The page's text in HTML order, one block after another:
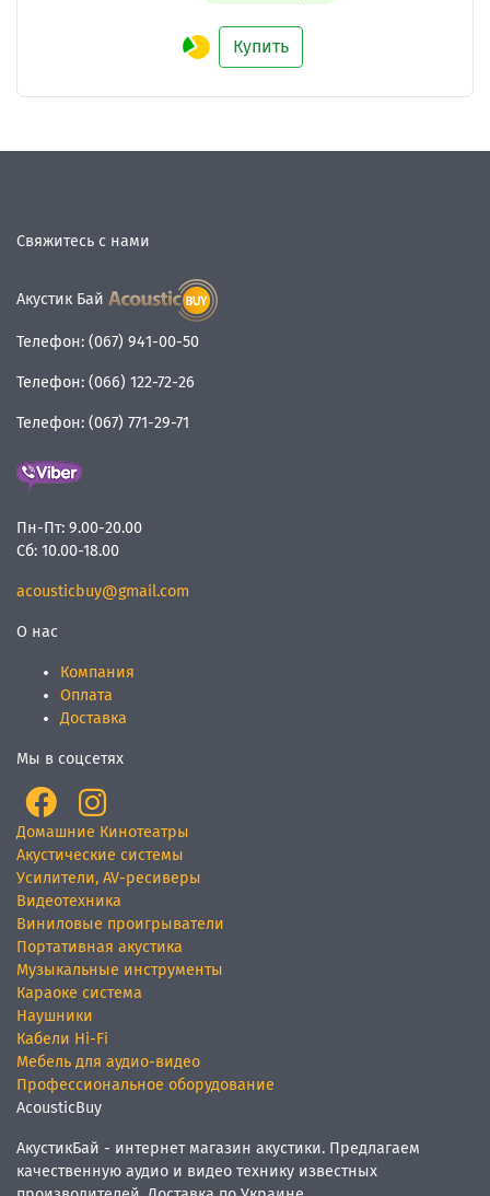
Купить
Свяжитесь с нами
Акустик Бай
Телефон: (067) 941-00-50
Телефон: (066) 122-72-26
Телефон: (067) 771-29-71
Пн-Пт: 9.00-20.00
Сб: 10.00-18.00
acousticbuy@gmail.com
О нас
Компания
Оплата
Доставка
Мы в соцсетях
Домашние Кинотеатры
Акустические системы
Усилители, AV-ресиверы
Видеотехника
Виниловые проигрыватели
Портативная акустика
Музыкальные инструменты
Караоке система
Наушники
Кабели Hi-Fi
Мебель для аудио-видео
Профессиональное оборудование
AcousticBuy
АкустикБай - интернет магазин акустики. Предлагаем
качественную аудио и видео технику известных